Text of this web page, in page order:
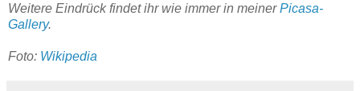
Weitere Eindrück findet ihr wie immer in meinerPicasa-
Gallery.
Foto: Wikipedia